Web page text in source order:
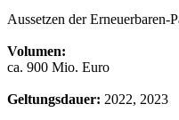
Aussetzen der Erneuerbaren-
Volumen:
ca. 900 Mio. Euro
Geltungsdauer: 2022, 2023